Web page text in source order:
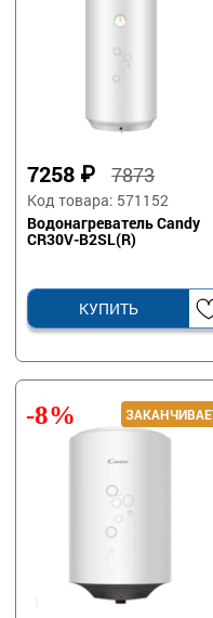
7258 ₽7873
Код товара: 571152
Водонагреватель Candy
CR30V-B2SL(R)
КУПИТЬ
-8%